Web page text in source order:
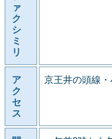
ァ
ク
シ
ミ
リ
ア
ク
セ
ス
京王井の頭線